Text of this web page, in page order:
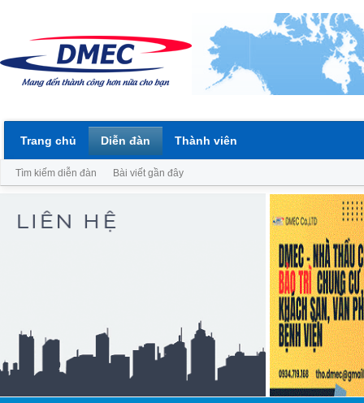
Trang chủ Diễn đàn
Tìm kiếm diễn đàn Bài viết gần đây
Thành viên